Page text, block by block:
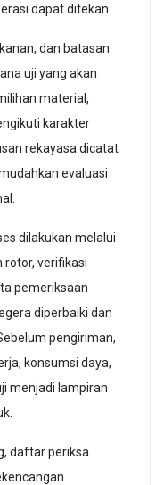
dapat ditekan.
dan batasan
uji yang akan
material,
karakter
rekayasa dicatat
evaluasi
dilakukan melalui
rotor, verifikasi
pemeriksaan
diperbaiki dan
pengiriman,
konsumsi daya,
menjadi lampiran
daftar periksa